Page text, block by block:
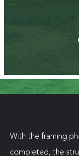
With the framing
completed, the